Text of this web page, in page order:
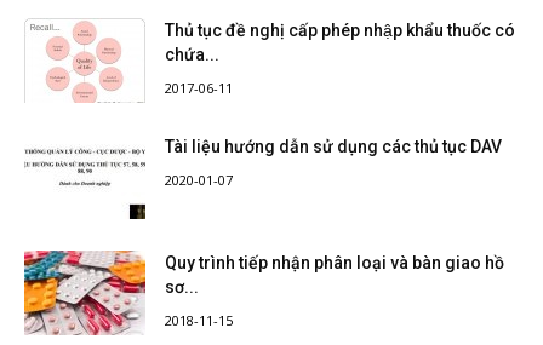
Thủ tục đề nghị cấp phép nhập khẩu thuốc có
chứa...
2017-06-11
Tài liệu hướng dẫn sử dụng các thủ tục DAV
2020-01-07
Quy trình tiếp nhận phân loại và bàn giao hồ
sơ...
2018-11-15